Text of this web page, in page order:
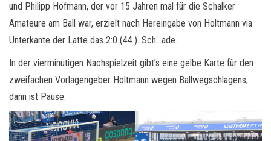
und Philipp Hofmann, der vor 15 Jahren mal für die Schalker
Amateure am Ball war, erzielt nach Hereingabe von Holtmann via
Unterkante der Latte das 2:0 (44.). Sch…ade.
In der vierminütigen Nachspielzeit gibt’s eine gelbe Karte für den
zweifachen Vorlagengeber Holtmann wegen Ballwegschlagens,
dann ist Pause.